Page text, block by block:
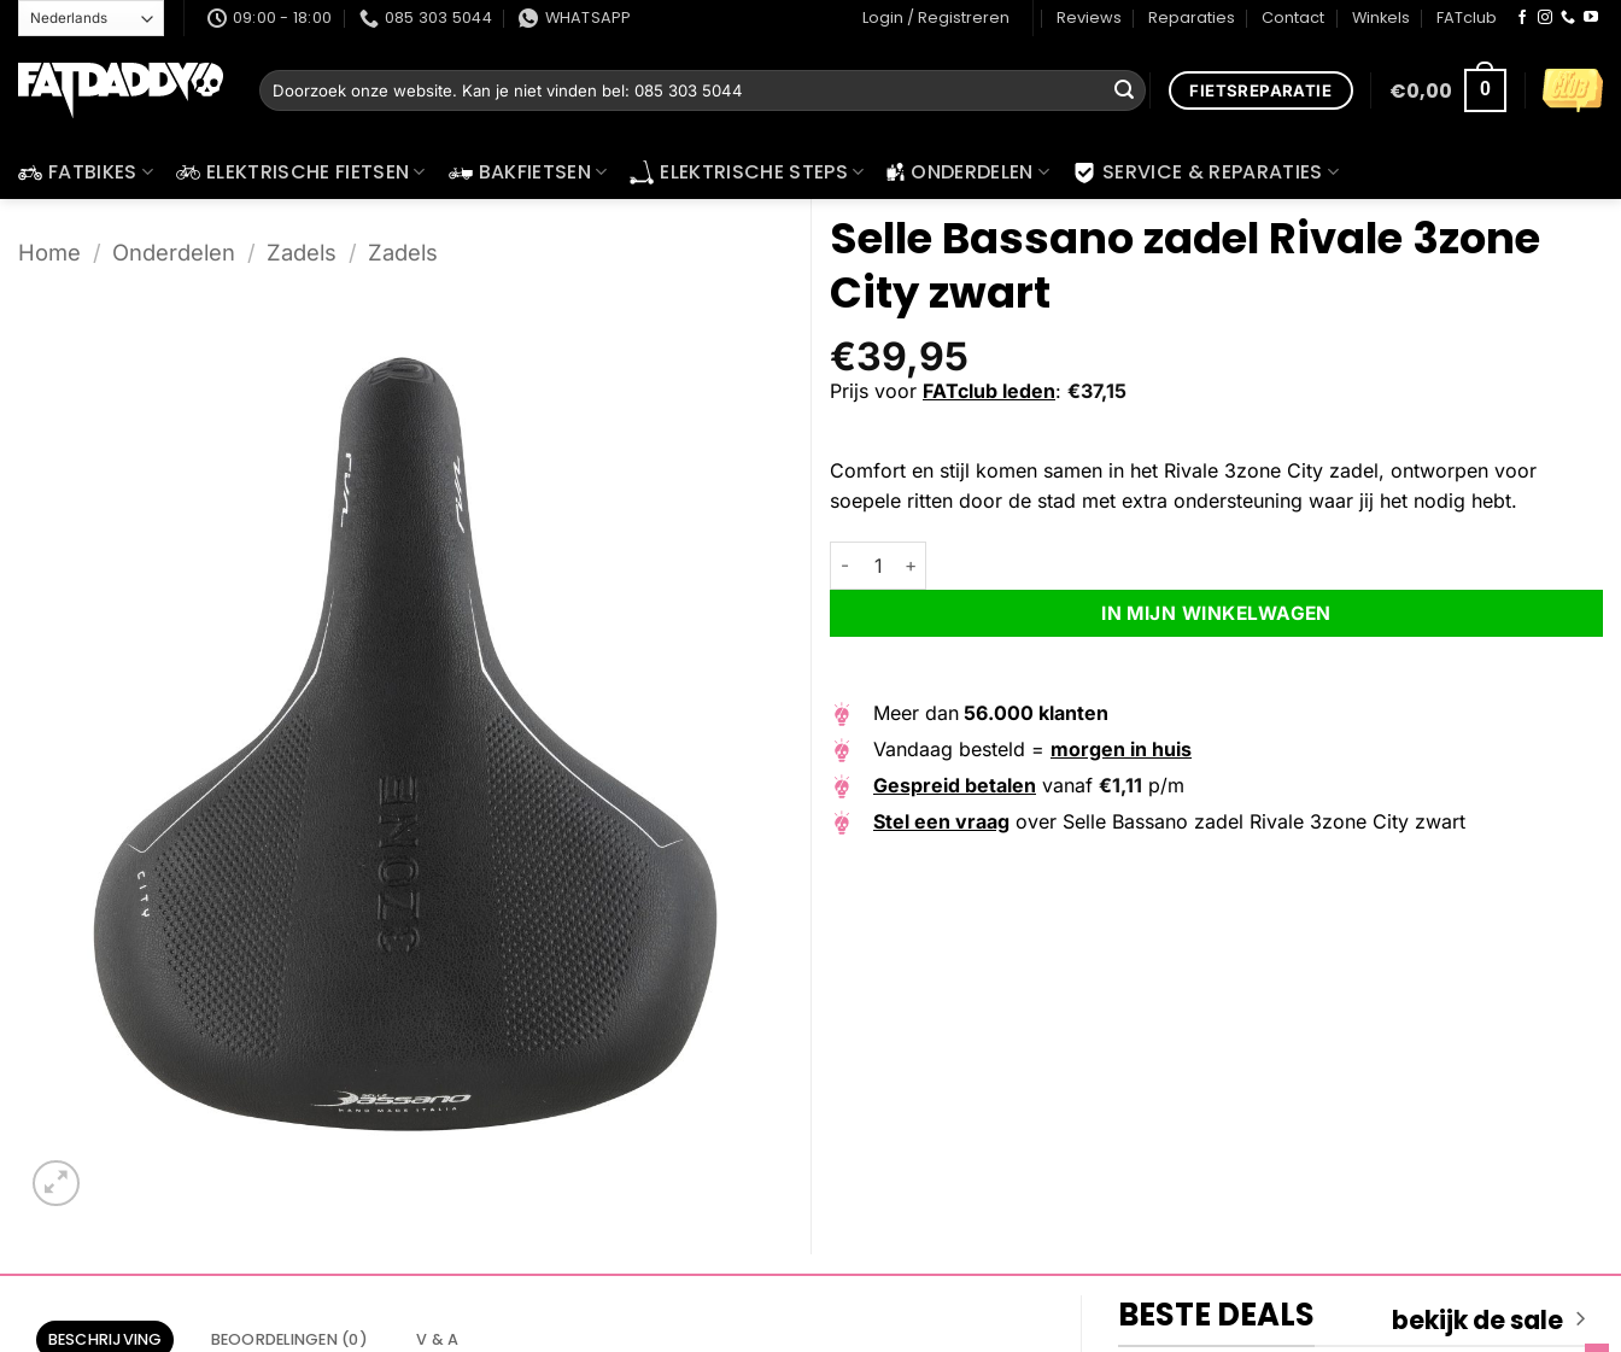
naar
inhoud
09:00 - 18:00 085 303 5044 WHATSAPP Login / Registreren Reviews Reparaties Contact Winkels FATclub
Zoeken
naar:
FIETSREPARATIE €0,00 0
FATBIKES ELEKTRISCHE FIETSEN BAKFIETSEN ELEKTRISCHE STEPS ONDERDELEN SERVICE & REPARATIES
Home / Onderdelen / Zadels / Zadels
Selle Bassano zadel Rivale 3zone
City zwart
€39,95
Prijs voor FATclub leden: €37,15
Comfort en stijl komen samen in het Rivale 3zone City zadel, ontworpen voor
soepele ritten door de stad met extra ondersteuning waar jij het nodig hebt.
Selle Bassano zadel Rivale 3zone City zwart aantal
IN MIJN WINKELWAGEN
Alternative:
Meer dan 56.000 klanten
Vandaag besteld = morgen in huis
Gespreid betalen vanaf €1,11 p/m
Stel een vraag over Selle Bassano zadel Rivale 3zone City zwart
BESCHRIJVING BEOORDELINGEN (0) V & A
BESTE DEALS bekijk de sale